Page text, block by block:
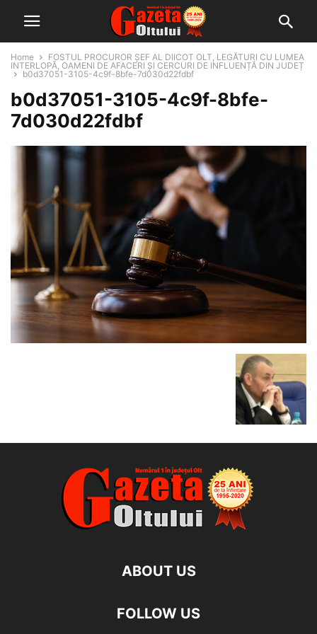
Home
FOSTUL PROCUROR ȘEF AL DIICOT OLT, LEGĂTURI CU LUMEA
INTERLOPĂ, OAMENI DE AFACERI ȘI CERCURI DE INFLUENȚĂ DIN JUDEȚ
b0d37051-3105-4c9f-8bfe-7d030d22fdbf
b0d37051-3105-4c9f-8bfe-
7d030d22fdbf
ABOUT US
FOLLOW US